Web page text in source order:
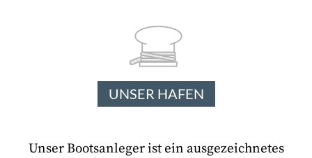
UNSER HAFEN
Unser Bootsanleger ist ein ausgezeichnetes